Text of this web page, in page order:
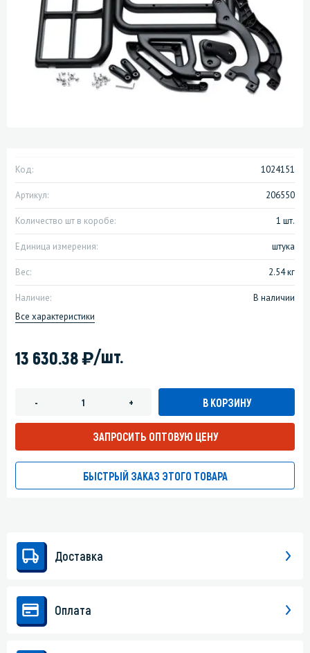
Код: 1024151
Артикул: 206550
Количество шт в коробе: 1 шт.
Единица измерения: штука
Вес: 2.54 кг
Наличие:
В наличии
Все характеристики
13 630.38)/шт.
- + В КОРЗИНУ
ЗАПРОСИТЬ ОПТОВУЮ ЦЕНУ
БЫСТРЫЙ ЗАКАЗ ЭТОГО ТОВАРА
Доставка
Оплата